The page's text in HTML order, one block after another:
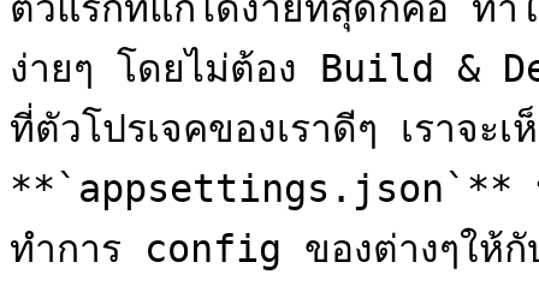
ง่ายๆ โดยไม่ต้อง Build &
ที่ตัวโปรเจคของเราดีๆ เราจะ
**`appsettings.json`** นั่น
ทำการ config ของต่างๆให้กั